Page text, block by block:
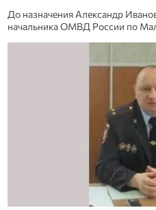
До назначения Александр
начальника ОМВД России по